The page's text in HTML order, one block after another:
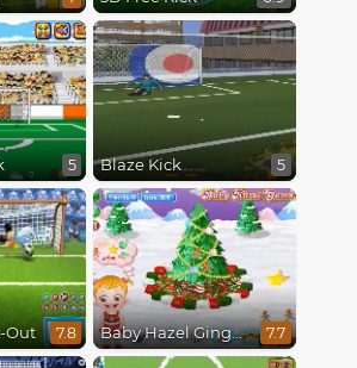
5 Blaze Kick 5
Out 7.8 Baby Hazel Gingerbread House 7.7